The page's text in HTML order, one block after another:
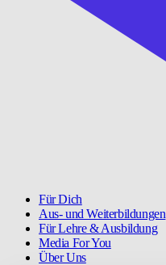
Für Dich
Aus- und Weiterbildungen
Für Lehre & Ausbildung
Media For You
Über Uns